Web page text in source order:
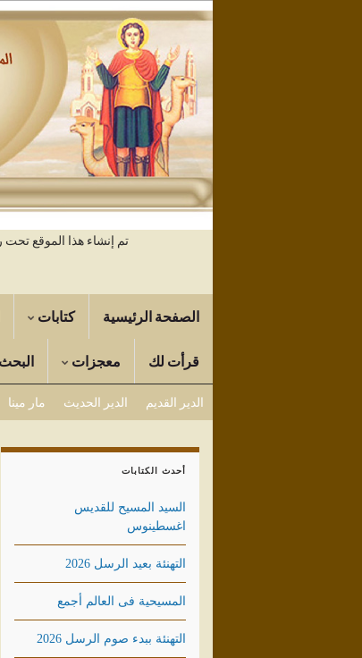
تم إنشاء هذا الموقع
الصفحة الرئيسية كتابات
قرأت لك معجزات البحث
الدير القديم الدير الحديث مار مينا
أحدث الكتابات
السيد المسيح للقديس
اغسطينوس
التهنئة بعيد الرسل 2026
المسيحية فى العالم أجمع
التهنئة ببدء صوم الرسل 2026